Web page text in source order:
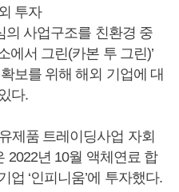
투자
의 사업구조를 친환경 중
에서 그린(카본 투 그린)’
보를 위해 해외 기업에 대
다.
제품 트레이딩사업 자회
2022년 10월 액체연료 합
‘인피니움’에 투자했다.